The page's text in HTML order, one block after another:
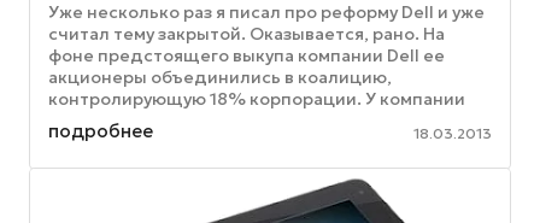
Уже несколько раз я писал про реформу Dell и уже
считал тему закрытой. Оказывается, рано. На
фоне предстоящего выкупа компании Dell ее
акционеры объединились в коалицию,
контролирующую 18% корпорации. У компании
есть время до 22 марта, чтобы ...
подробнее 18.03.2013